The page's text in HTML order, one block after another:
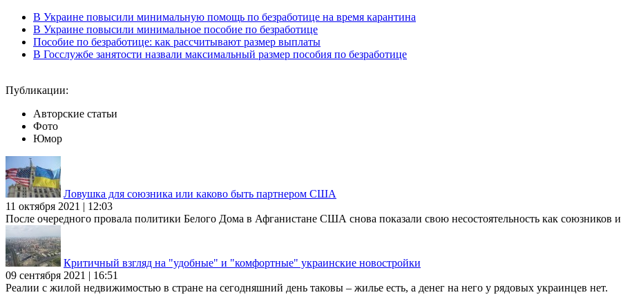
В Украине повысили минимальную помощь по безработице на время карантина
В Украине повысили минимальное пособие по безработице
Пособие по безработице: как рассчитывают размер выплаты
В Госслужбе занятости назвали максимальный размер пособия по безработице
Публикации:
Авторские статьи
Фото
Юмор
Ловушка для союзника или каково быть партнером США
11 октября 2021 | 12:03
После очередного провала политики Белого Дома в Афганистане США снова показали свою несостоятельность как союзников и
Критичный взгляд на "удобные" и "комфортные" украинские новостройки
09 сентября 2021 | 16:51
Реалии с жилой недвижимостью в стране на сегодняшний день таковы – жилье есть, а денег на него у рядовых украинцев нет.